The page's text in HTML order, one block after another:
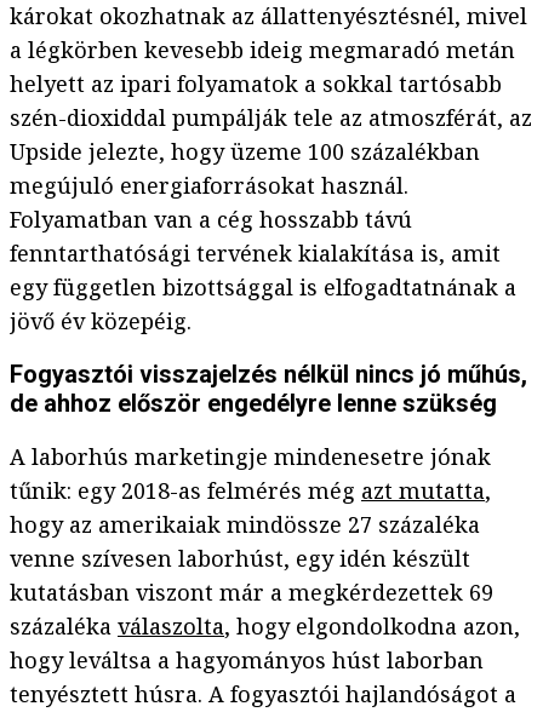
károkat okozhatnak az állattenyésztésnél, mivel
a légkörben kevesebb ideig megmaradó metán
helyett az ipari folyamatok a sokkal tartósabb
szén-dioxiddal pumpálják tele az atmoszférát, az
Upside jelezte, hogy üzeme 100 százalékban
megújuló energiaforrásokat használ.
Folyamatban van a cég hosszabb távú
fenntarthatósági tervének kialakítása is, amit
egy független bizottsággal is elfogadtatnának a
jövő év közepéig.
Fogyasztói visszajelzés nélkül nincs jó műhús,
de ahhoz először engedélyre lenne szükség
A laborhús marketingje mindenesetre jónak
tűnik: egy 2018-as felmérés még azt mutatta,
hogy az amerikaiak mindössze 27 százaléka
venne szívesen laborhúst, egy idén készült
kutatásban viszont már a megkérdezettek 69
százaléka válaszolta, hogy elgondolkodna azon,
hogy leváltsa a hagyományos húst laborban
tenyésztett húsra. A fogyasztói hajlandóságot a